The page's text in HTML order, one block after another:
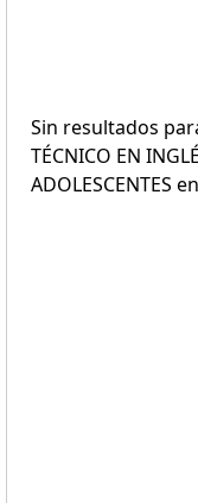
Sin resultados
TÉCNICO EN
ADOLESCENTES